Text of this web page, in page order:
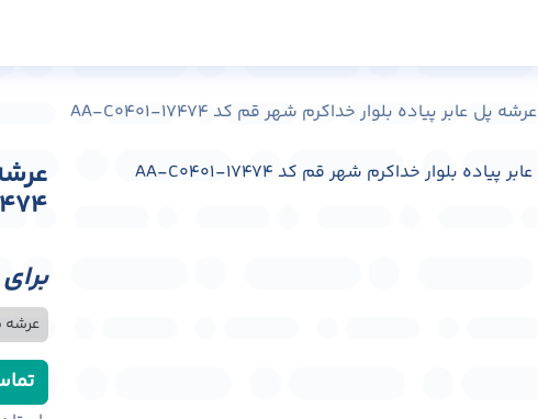
عرشه پل عابر پیاده بلوار خداکرم شهر قم کد AA-C0401-17474
عرشه